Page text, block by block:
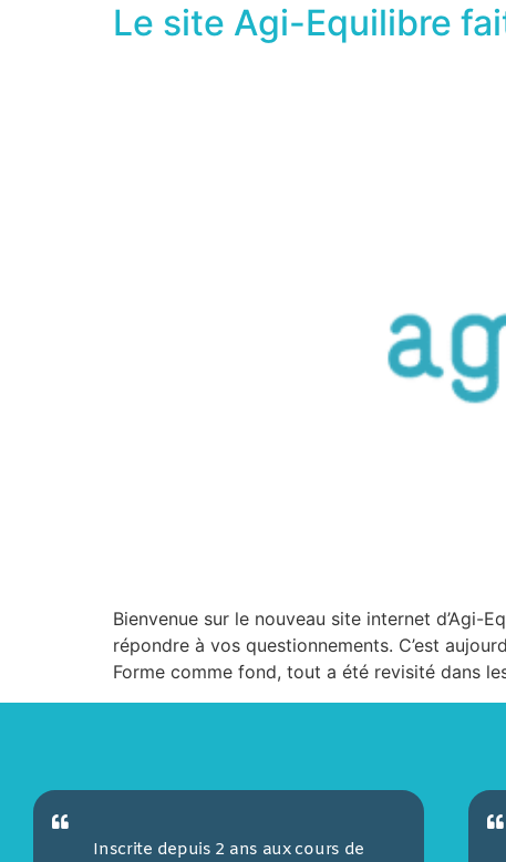
Le site Agi-Equilibre
Bienvenue sur le nouveau site internet
répondre à vos questionnements. C’est
Forme comme fond, tout a été revisité dans
Inscrite depuis 2 ans aux cours de